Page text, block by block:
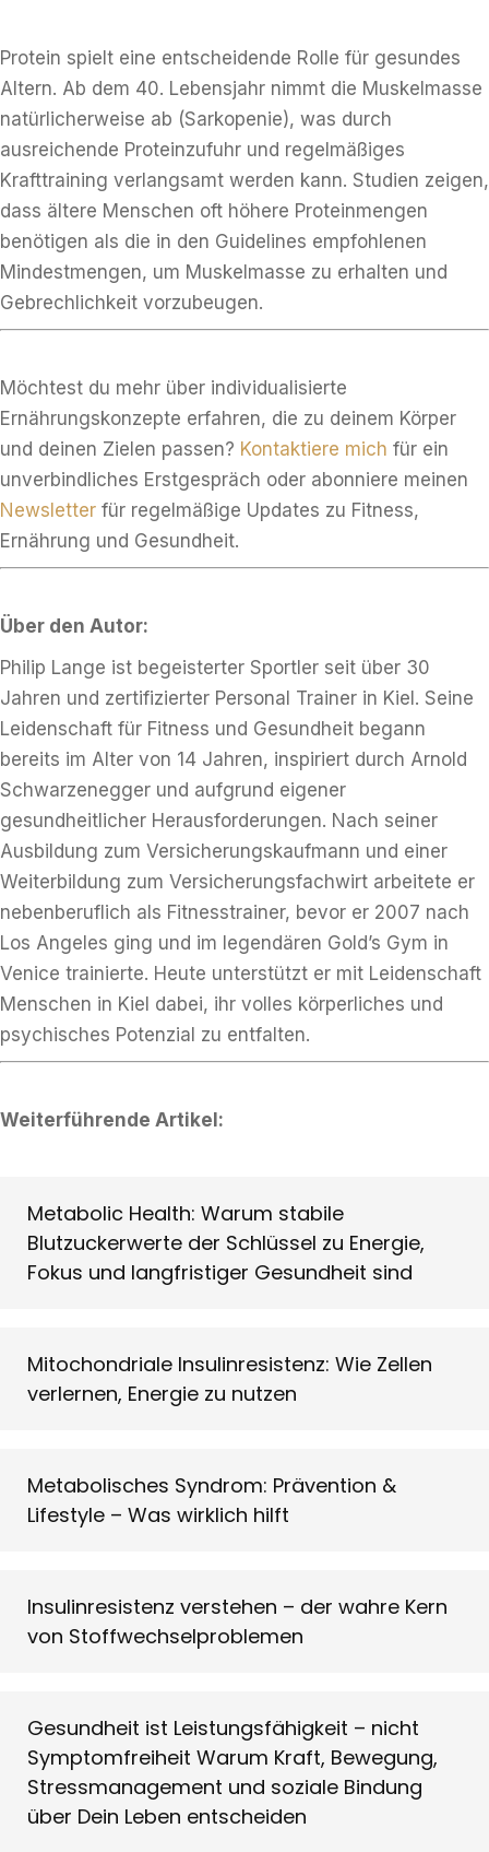
Protein spielt eine entscheidende Rolle für gesundes
Altern. Ab dem 40. Lebensjahr nimmt die Muskelmasse
natürlicherweise ab (Sarkopenie), was durch
ausreichende Proteinzufuhr und regelmäßiges
Krafttraining verlangsamt werden kann. Studien zeigen,
dass ältere Menschen oft höhere Proteinmengen
benötigen als die in den Guidelines empfohlenen
Mindestmengen, um Muskelmasse zu erhalten und
Gebrechlichkeit vorzubeugen.
Möchtest du mehr über individualisierte
Ernährungskonzepte erfahren, die zu deinem Körper
und deinen Zielen passen? Kontaktiere mich für ein
unverbindliches Erstgespräch oder abonniere meinen
Newsletter für regelmäßige Updates zu Fitness,
Ernährung und Gesundheit.
Über den Autor:
Philip Lange ist begeisterter Sportler seit über 30
Jahren und zertifizierter Personal Trainer in Kiel. Seine
Leidenschaft für Fitness und Gesundheit begann
bereits im Alter von 14 Jahren, inspiriert durch Arnold
Schwarzenegger und aufgrund eigener
gesundheitlicher Herausforderungen. Nach seiner
Ausbildung zum Versicherungskaufmann und einer
Weiterbildung zum Versicherungsfachwirt arbeitete er
nebenberuflich als Fitnesstrainer, bevor er 2007 nach
Los Angeles ging und im legendären Gold’s Gym in
Venice trainierte. Heute unterstützt er mit Leidenschaft
Menschen in Kiel dabei, ihr volles körperliches und
psychisches Potenzial zu entfalten.
Weiterführende Artikel:
Metabolic Health: Warum stabile
Blutzuckerwerte der Schlüssel zu Energie,
Fokus und langfristiger Gesundheit sind
Mitochondriale Insulinresistenz: Wie Zellen
verlernen, Energie zu nutzen
Metabolisches Syndrom: Prävention &
Lifestyle – Was wirklich hilft
Insulinresistenz verstehen – der wahre Kern
von Stoffwechselproblemen
Gesundheit ist Leistungsfähigkeit – nicht
Symptomfreiheit Warum Kraft, Bewegung,
Stressmanagement und soziale Bindung
über Dein Leben entscheiden